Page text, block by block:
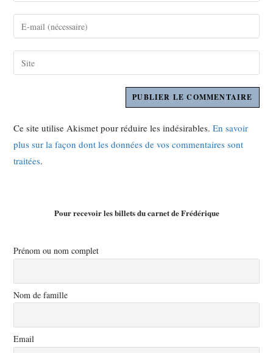
Ce site utilise Akismet pour réduire les indésirables.En savoir
plus sur la façon dont les données de vos commentaires sont
traitées.
Pour recevoir les billets du carnet de Frédérique
Prénom ou nom complet
Nom de famille
Email